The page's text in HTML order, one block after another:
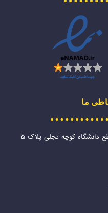
ما
دانشگاه کوچه تجلی پلاک ۵